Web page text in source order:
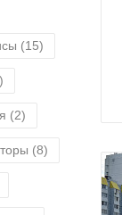
(15)
(2)
(8)